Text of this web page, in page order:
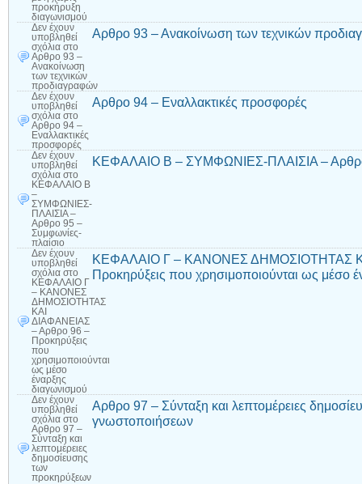
προκήρυξη
διαγωνισμού
Δεν έχουν
υποβληθεί
σχόλια στο
Αρθρο 93 –
Ανακοίνωση
των τεχνικών
προδιαγραφών
Αρθρο 93 – Ανακοίνωση των τεχνικών
Δεν έχουν
υποβληθεί
σχόλια στο
Αρθρο 94 –
Εναλλακτικές
προσφορές
Αρθρο 94 – Εναλλακτικές προσφορές
Δεν έχουν
υποβληθεί
σχόλια στο
ΚΕΦΑΛΑΙΟ Β
–
ΣΥΜΦΩΝΙΕΣ-
ΠΛΑΙΣΙΑ –
Αρθρο 95 –
Συμφωνίες-
πλαίσιο
ΚΕΦΑΛΑΙΟ Β – ΣΥΜΦΩΝΙΕΣ-ΠΛΑΙΣΙΑ – Αρθρο
Δεν έχουν
υποβληθεί
σχόλια στο
ΚΕΦΑΛΑΙΟ Γ
– ΚΑΝΟΝΕΣ
ΔΗΜΟΣΙΟΤΗΤΑΣ
ΚΑΙ
ΔΙΑΦΑΝΕΙΑΣ
– Αρθρο 96 –
Προκηρύξεις
που
χρησιμοποιούνται
ως μέσο
έναρξης
διαγωνισμού
ΚΕΦΑΛΑΙΟ Γ – ΚΑΝΟΝΕΣ ΔΗΜΟΣΙΟΤΗΤΑΣ
Προκηρύξεις που χρησιμοποιούνται ως μέσο
Δεν έχουν
υποβληθεί
σχόλια στο
Αρθρο 97 –
Σύνταξη και
λεπτομέρειες
δημοσίευσης
των
προκηρύξεων
Αρθρο 97 – Σύνταξη και λεπτομέρειες
γνωστοποιήσεων